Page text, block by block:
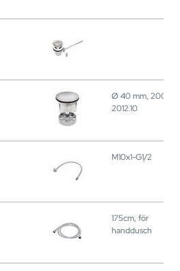
Ø 40 mm,
2012.10
M10x1-G1/2
175cm, för
handdusch